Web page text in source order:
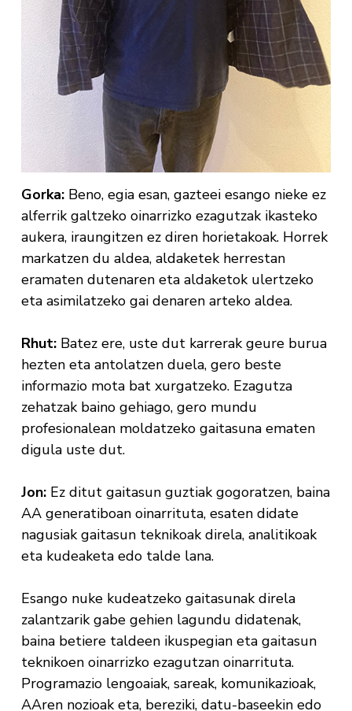
Gorka:Beno, egia esan, gazteei esango nieke ez
alferrik galtzeko oinarrizko ezagutzak ikasteko
aukera, iraungitzen ez diren horietakoak. Horrek
markatzen du aldea, aldaketek herrestan
eramaten dutenaren eta aldaketok ulertzeko
eta asimilatzeko gai denaren arteko aldea.
Rhut:Batez ere, uste dut karrerak geure burua
hezten eta antolatzen duela, gero beste
informazio mota bat xurgatzeko. Ezagutza
zehatzak baino gehiago, gero mundu
profesionalean moldatzeko gaitasuna ematen
digula uste dut.
Jon:Ez ditut gaitasun guztiak gogoratzen, baina
AA generatiboan oinarrituta, esaten didate
nagusiak gaitasun teknikoak direla, analitikoak
eta kudeaketa edo talde lana.
Esango nuke kudeatzeko gaitasunak direla
zalantzarik gabe gehien lagundu didatenak,
baina betiere taldeen ikuspegian eta gaitasun
teknikoen oinarrizko ezagutzan oinarrituta.
Programazio lengoaiak, sareak, komunikazioak,
AAren nozioak eta, bereziki, datu-baseekin edo